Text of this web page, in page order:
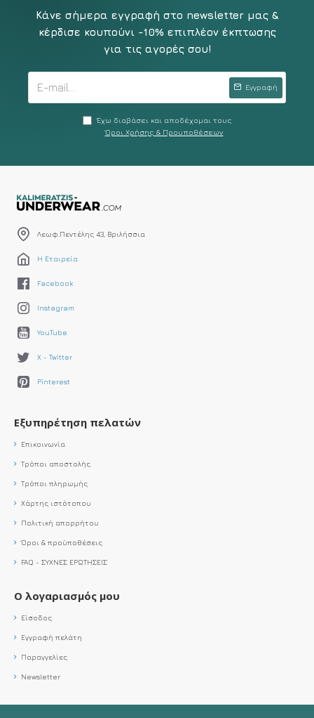
Κάνε σήμερα εγγραφή στο newsletter μας &
κέρδισε κουπούνι -10% επιπλέον έκπτωσης
για τις αγορές σου!
Εγγραφή
Έχω διαβάσει και αποδέχομαι τους
Όροι Χρήσης & Προυποθέσεων
Λεωφ.Πεντέλης 43, Βριλήσσια
Η Εταιρεία
Facebook
Instagram
YouTube
X - Twitter
Pinterest
Εξυπηρέτηση πελατών
Επικοινωνία
Τρόποι αποστολής
Τρόποι πληρωμής
Χάρτης ιστότοπου
Πολιτική απορρήτου
Όροι & προϋποθέσεις
FAQ - ΣΥΧΝΕΣ ΕΡΩΤΗΣΕΙΣ
Ο λογαριασμός μου
Είσοδος
Εγγραφή πελάτη
Παραγγελίες
Newsletter